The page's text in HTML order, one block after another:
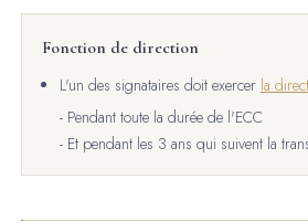
Fonction de direction
L'un des signataires doit exercer la
- Pendant toute la durée de l'ECC
- Et pendant les 3 ans qui suivent la